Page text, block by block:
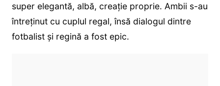
super elegantă, albă, creație proprie. Ambii s-au
întreținut cu cuplul regal, însă dialogul dintre
fotbalist și regină a fost epic.